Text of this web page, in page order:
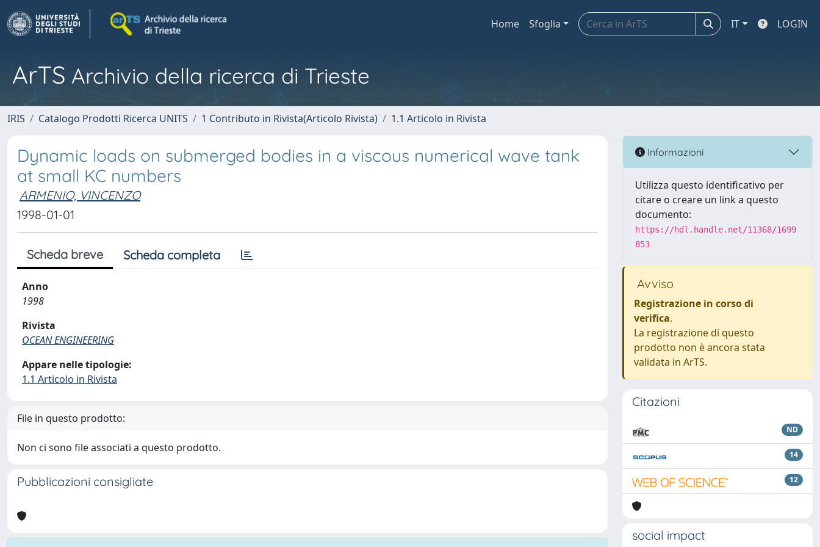
Home Sfoglia IT LOGIN
ArTS Archivio della ricerca di Trieste
IRIS Catalogo Prodotti Ricerca UNITS 1 Contributo in Rivista(Articolo Rivista) 1.1 Articolo in Rivista
Dynamic loads on submerged bodies in a viscous numerical wave tank
at small KC numbers
ARMENIO, VINCENZO
1998-01-01
Scheda breve Scheda completa
Anno
1998
Rivista
OCEAN ENGINEERING
Appare nelle tipologie:
1.1 Articolo in Rivista
File in questo prodotto:
Non ci sono file associati a questo prodotto.
Pubblicazioni consigliate
Informazioni
Utilizza questo identificativo per
citare o creare un link a questo
documento:
https://hdl.handle.net/11368/1699
853
Avviso
Registrazione in corso di
verifica.
La registrazione di questo
prodotto non è ancora stata
validata in ArTS.
Citazioni
ND
14
12
social impact